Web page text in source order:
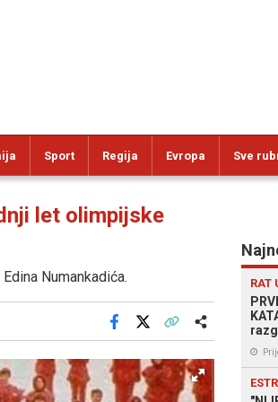
Sport Regija Evropa Sve
let olimpijske
Numankadića.
Facebook
RAT